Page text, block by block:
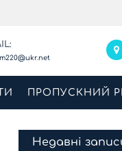
ПРОПУСКНИЙ
Недавні